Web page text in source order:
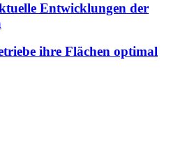
Entwicklungen der
ihre Flächen optimal